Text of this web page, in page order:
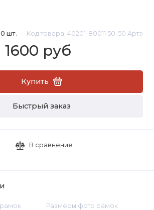
шт. Код товара: 40201-80011 50-50 Артэ
1600 руб
Купить
Быстрый заказ
В сравнение
Размеры фото рамок